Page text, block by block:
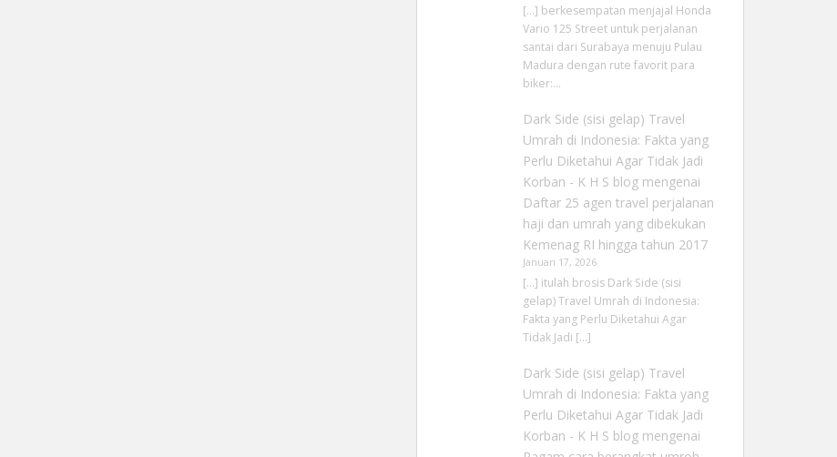
[…] berkesempatan menjajal Honda
Vario 125 Street untuk perjalanan
santai dari Surabaya menuju Pulau
Madura dengan rute favorit para
biker:…
Dark Side (sisi gelap) Travel
Umrah di Indonesia: Fakta yang
Perlu Diketahui Agar Tidak Jadi
Korban - K H S blogmengenai
Daftar 25 agen travel perjalanan
haji dan umrah yang dibekukan
Kemenag RI hingga tahun 2017
Januari 17, 2026
[…] itulah brosis Dark Side (sisi
gelap) Travel Umrah di Indonesia:
Fakta yang Perlu Diketahui Agar
Tidak Jadi […]
Dark Side (sisi gelap) Travel
Umrah di Indonesia: Fakta yang
Perlu Diketahui Agar Tidak Jadi
Korban - K H S blogmengenai